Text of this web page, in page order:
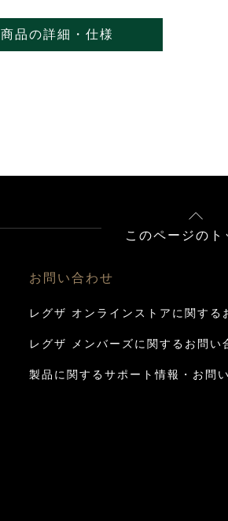
商品の詳細・仕様
このページのト
お問い合わせ
レグザ オンラインストアに関する
レグザ メンバーズに関するお問い
製品に関するサポート情報・お問